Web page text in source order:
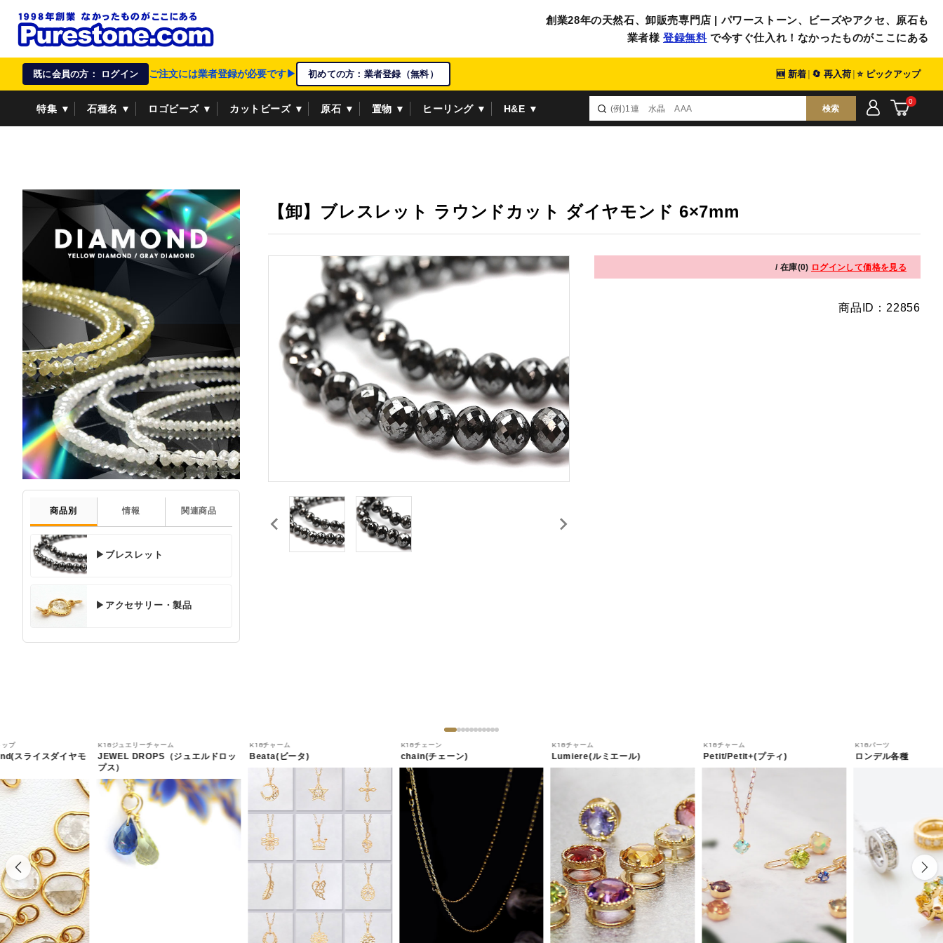
創業28年の天然石、卸販売専門店 | パワーストーン、ビーズやアクセ、原石も
業者様 登録無料で今すぐ仕入れ！なかったものがここにある
既に会員の方： ログイン ご注文には業者登録が必要です▶ 初めての方：業者登録（無料） 🆕 新着 🔄 再入荷 ⭐ ピックアップ
特集 ▼ 石種名 ▼ ロゴビーズ ▼ カットビーズ ▼ 原石 ▼ 置物 ▼ ヒーリング ▼ H&E ▼ 検索
0
商品別 情報 関連商品
▶ブレスレット
▶アクセサリー・製品
【卸】ブレスレット ラウンドカット ダイヤモンド 6×7mm
/ 在庫(0) ログインして価格を見る
商品ID：22856
ップ
スライスダイヤモ
K18ジュエリーチャーム
JEWEL DROPS（ジュエルドロッ
プス）
K18チャーム
Beata(ビータ)
K18チェーン
chain(チェーン)
K18チャーム
Lumiere(ルミエール)
K18チャーム
Petit/Petit+(プティ)
K18パーツ
ロンデル各種